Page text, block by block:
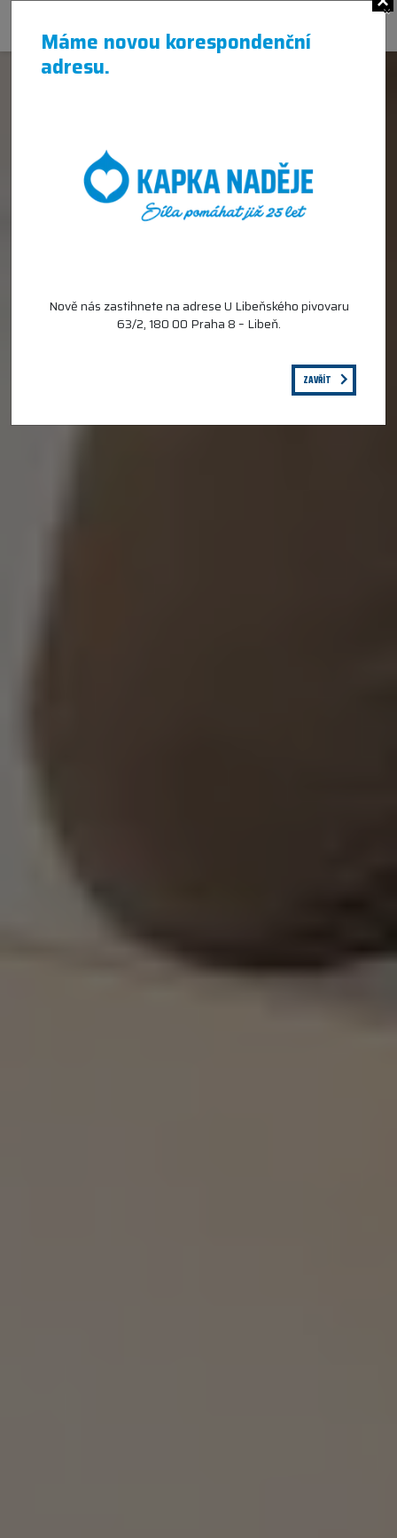
Máme novou korespondenční
adresu.
×
Nově nás zastihnete na adrese U Libeňského pivovaru
63/2, 180 00 Praha 8 – Libeň.
ZAVŘÍT